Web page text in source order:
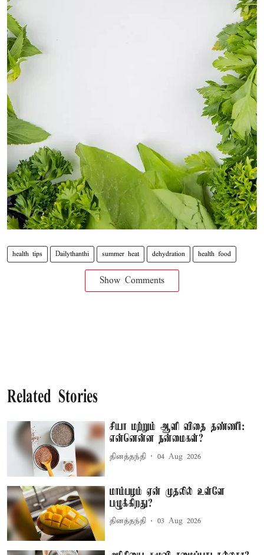
health tips Dailythanthi summer heat dehydration health food
Show Comments
Related Stories
சியா மற்றும் ஆளி விதை தண்ணீர்:
என்னென்ன நன்மைகள்?
தினத்தந்தி 04 Aug 2026
மாம்பழம் ஏன் முதலில் உள்ளே
பழுக்கிறது?
தினத்தந்தி 03 Aug 2026